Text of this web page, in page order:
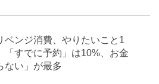
ベンジ消費、やりたいこと1
「すでに予約」は10%、お金
ない」が最多